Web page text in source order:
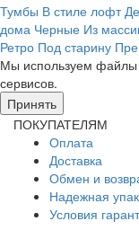
Тумбы В стиле лофт
дома Черные Из
Ретро Под старину
Мы используем файлы
сервисов.
Принять
ПОКУПАТЕЛЯМ
Оплата
Доставка
Обмен и
Надежная
Условия